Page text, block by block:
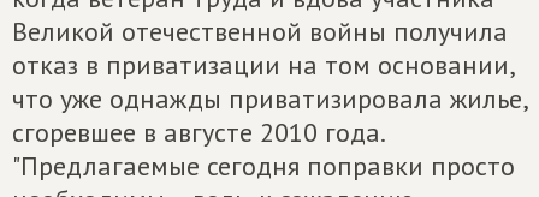
Великой отечественной войны получила
отказ в приватизации на том основании,
что уже однажды приватизировала жилье,
сгоревшее в августе 2010 года.
"Предлагаемые сегодня поправки просто